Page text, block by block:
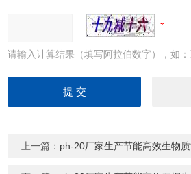
请输入计算结果（填写阿拉伯数字），如
上一篇： ph-20厂家生产节能高效生物